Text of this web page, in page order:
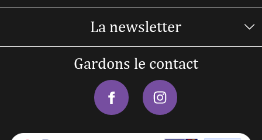
La newsletter
Gardons le contact